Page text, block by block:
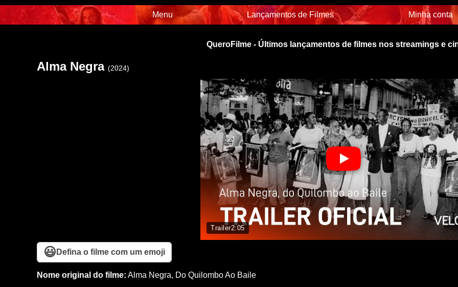
Menu Lançamentos de Filmes Minha conta
QueroFilme - Últimos lançamentos de filmes nos streamings e
Alma Negra (2024)
Trailer2:05
😃 Defina o filme com um emoji
Nome original do filme: Alma Negra, Do Quilombo Ao Baile